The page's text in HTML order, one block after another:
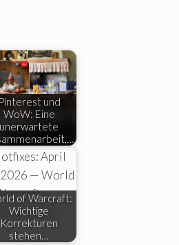
Pinterest und
WoW: Eine
unerwartete
of Warcraft:
Wichtige
Korrekturen
stehen…